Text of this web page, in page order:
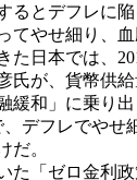
るとデフレに
てやせ細り、血
日本では、
氏が、貨幣供
緩和」に乗り
デフレでやせ
だ。
た「ゼロ金利